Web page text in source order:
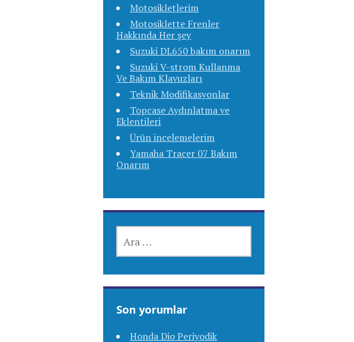
Motosikletlerim
Motosiklette Frenler
Hakkında Her şey
Suzuki DL650 bakım onarım
Suzuki V-strom Kullanma
Ve Bakım Klavuzları
Teknik Modifikasyonlar
Topcase Aydınlatma ve
Eklentileri
Ürün incelemelerim
Yamaha Tracer 07 Bakım
Onarım
Son yorumlar
Honda Dio Periyodik